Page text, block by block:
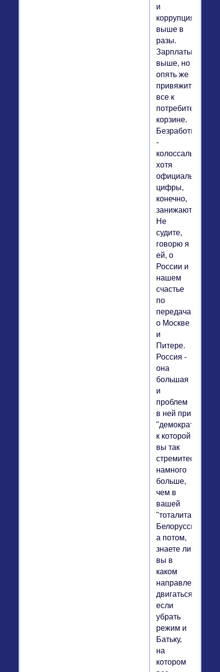
и
коррупция
выше в
разы.
Зарплаты
выше, но
опять же
привяжите
все к
потребительской
корзине.
Безработица
-
колоссальная,
хотя
официальные
цифры,
конечно,
занижают.
Не
судите,
говорю я
ей, о
России и
нашем
счастье
по
передачам
о Москве
и
Питере.
Россия -
она
большая
и
проблем
в ней при
"демократии",
к которой
вы так
стремитесь,
намного
больше,
чем в
вашей
"тоталитарной"
Белоруссии.
а потом,
знаете ли
вы в
каком
направлении
двигаться,
если
убрать
режим и
Батьку,
на
котором